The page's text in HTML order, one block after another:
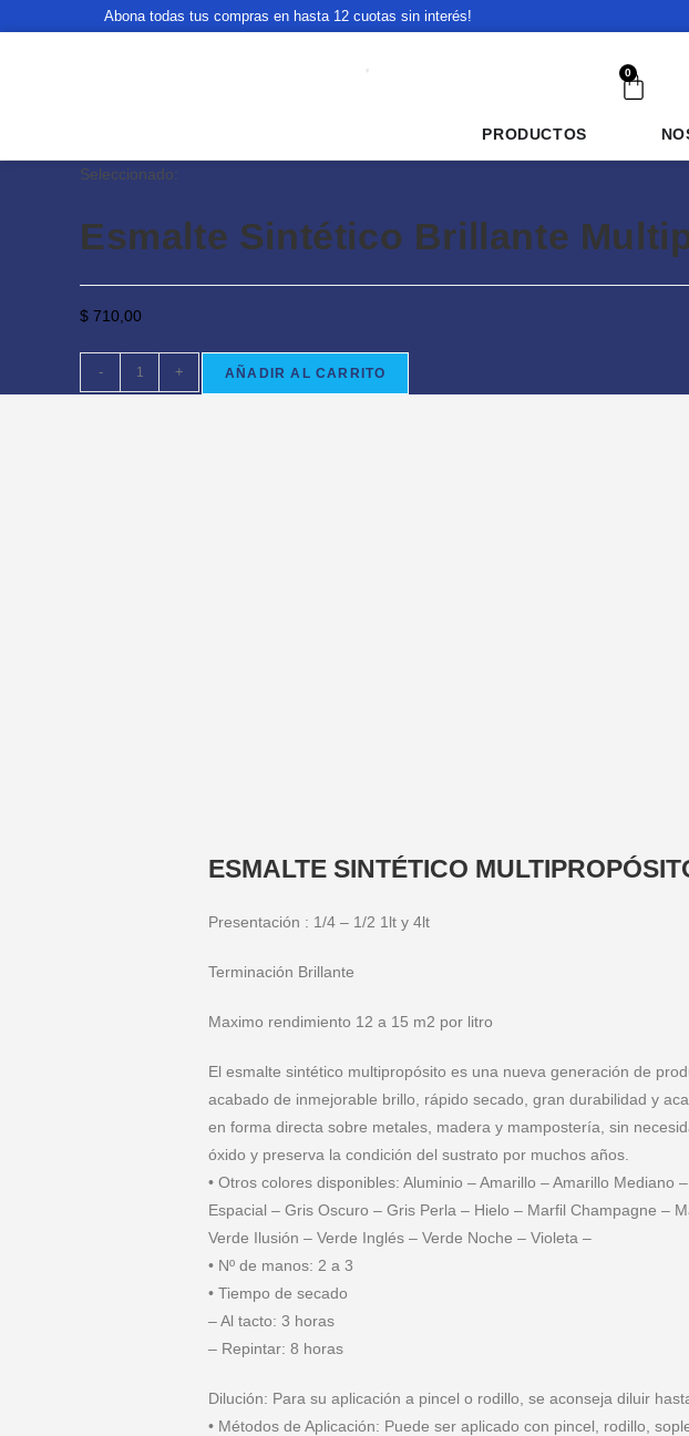
Abona todas tus compras en hasta 12 cuotas sin interés!
0
PRODUCTOS
Seleccionado:
Esmalte Sintético Brillante
$ 710,00
- + AÑADIR AL CARRITO
ESMALTE SINTÉTICO
Presentación : 1/4 – 1/2 1lt y 4lt
Terminación Brillante
Maximo rendimiento 12 a 15 m2 por litro
El esmalte sintético multipropósito es una nueva generación de
acabado de inmejorable brillo, rápido secado, gran durabilidad y
en forma directa sobre metales, madera y mampostería, sin
óxido y preserva la condición del sustrato por muchos años.
• Otros colores disponibles: Aluminio – Amarillo – Amarillo
Espacial – Gris Oscuro – Gris Perla – Hielo – Marfil Champagne –
Verde Ilusión – Verde Inglés – Verde Noche – Violeta –
• Nº de manos: 2 a 3
• Tiempo de secado
– Al tacto: 3 horas
– Repintar: 8 horas
Dilución: Para su aplicación a pincel o rodillo, se aconseja diluir
• Métodos de Aplicación: Puede ser aplicado con pincel, rodillo,